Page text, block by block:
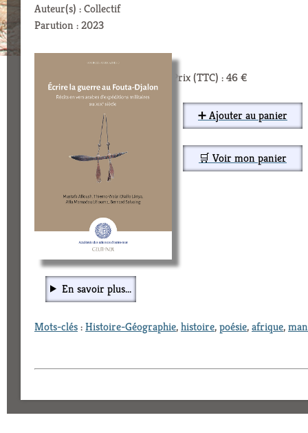
Auteur(s) : Collectif
Parution : 2023
Prix (TTC) : 46 €
➕ Ajouter au panier
🛒 Voir mon panier
En savoir plus...
Mots-clés:Histoire-Géographie,histoire,poésie,afrique,